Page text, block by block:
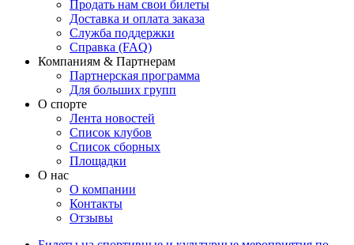
Продать нам свои билеты
Доставка и оплата заказа
Служба поддержки
Справка (FAQ)
Компаниям & Партнерам
Партнерская программа
Для больших групп
О спорте
Лента новостей
Список клубов
Список сборных
Площадки
О нас
О компании
Контакты
Отзывы